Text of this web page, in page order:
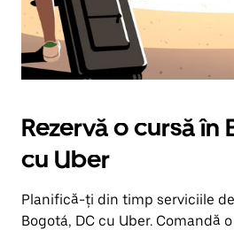
Rezervă o cursă în
cu Uber
Planifică-ți din timp serviciile
Bogotá, DC cu Uber. Comandă